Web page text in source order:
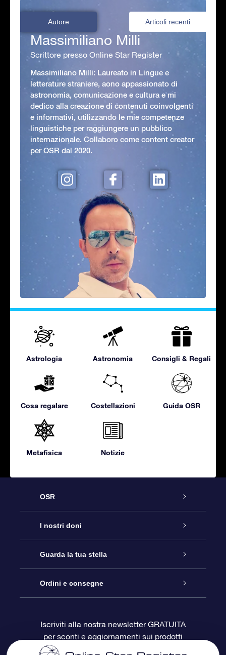
Autore Articoli recenti
Massimiliano Milli
Scrittore presso Online Star Register
Massimiliano Milli: Laureato in Lingue e
letterature straniere, aono appassionato di
astronomia, comunicazione e cultura e mi
dedico alla creazione di contenuti coinvolgenti
e informativi, utilizzando le mie competenze
linguistiche per raggiungere un pubblico
internazionale. Collaboro come content creator
per OSR dal 2020.
Astrologia Astronomia Consigli & Regali
Cosa regalare Costellazioni Guida OSR
Metafisica Notizie
OSR
Assistenza
Contattaci
Blog
OSR Recensioni
I nostri doni
Online Star Gift
Pacchetto regalo OSR
Gift Card OSR
Guarda la tua stella
Registro stellare
Star Page personalizzata
Ordini e consegne
Informazioni di Pagamento
Iscriviti alla nostra newsletter GRATUITA
per sconti e aggiornamenti sui prodotti